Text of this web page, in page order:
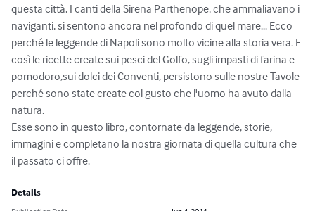
questa città. I canti della Sirena Parthenope, che ammaliavano i
naviganti, si sentono ancora nel profondo di quel mare... Ecco
perché le leggende di Napoli sono molto vicine alla storia vera. E
così le ricette create sui pesci del Golfo, sugli impasti di farina e
pomodoro,sui dolci dei Conventi, persistono sulle nostre Tavole
perché sono state create col gusto che l'uomo ha avuto dalla
natura.
Esse sono in questo libro, contornate da leggende, storie,
immagini e completano la nostra giornata di quella cultura che
il passato ci offre.
Details